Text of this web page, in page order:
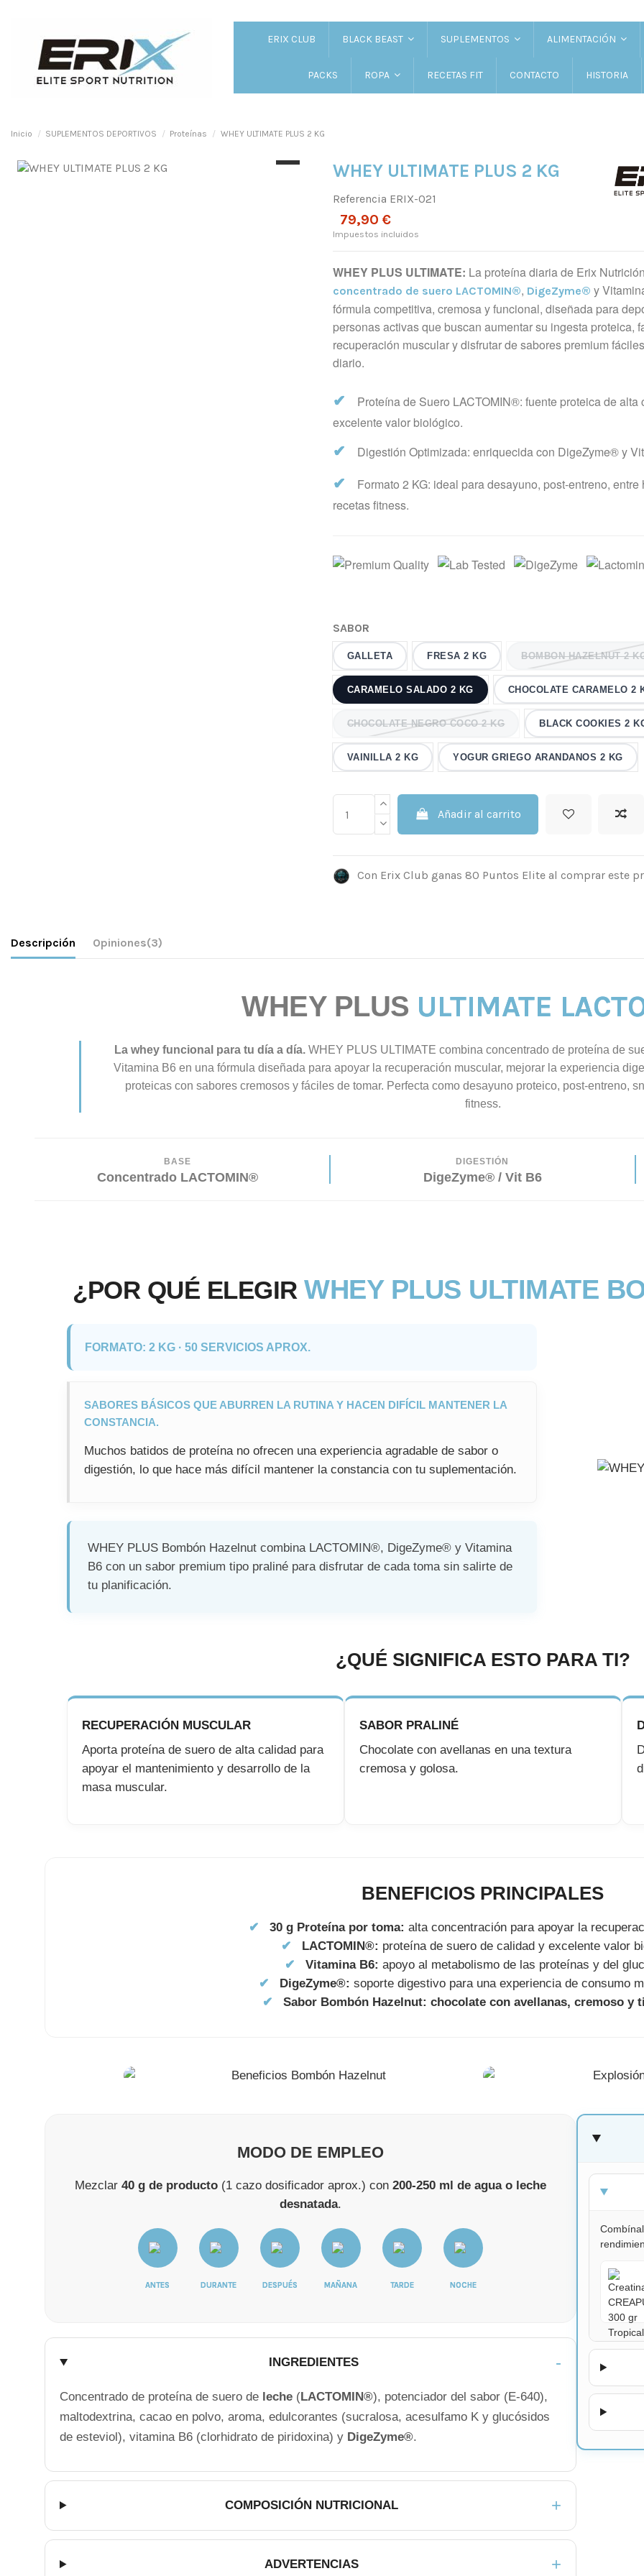
ERIX CLUB BLACK BEAST SUPLEMENTOS ALIMENTACIÓN
PACKS ROPA RECETAS FIT CONTACTO HISTORIA
Inicio SUPLEMENTOS DEPORTIVOS Proteínas WHEY ULTIMATE PLUS 2 KG
WHEY ULTIMATE PLUS 2 KG
Referencia ERIX-021
79,90 €
Impuestos incluidos
WHEY PLUS ULTIMATE: La proteína diaria de Erix
concentrado de suero LACTOMIN®, DigeZyme® y
fórmula competitiva, cremosa y funcional, diseñada para
personas activas que buscan aumentar su ingesta proteica,
recuperación muscular y disfrutar de sabores premium
diario.
✔
Proteína de Suero LACTOMIN®: fuente proteica de alta
excelente valor biológico.
✔ Digestión Optimizada: enriquecida con DigeZyme® y
✔
Formato 2 KG: ideal para desayuno, post-entreno, entre
recetas fitness.
SABOR
GALLETA FRESA 2 KG BOMBON HAZELNUT 2
CARAMELO SALADO 2 KG CHOCOLATE CARAMELO 2
CHOCOLATE NEGRO COCO 2 KG BLACK COOKIES 2
VAINILLA 2 KG YOGUR GRIEGO ARANDANOS 2 KG
Añadir al carrito
Con Erix Club ganas 80 Puntos Elite al comprar este
Descripción Opiniones(3)
WHEY PLUS ULTIMATE
La whey funcional para tu día a día. WHEY PLUS ULTIMATE combina concentrado de proteína de
Vitamina B6 en una fórmula diseñada para apoyar la recuperación muscular, mejorar la experiencia
proteicas con sabores cremosos y fáciles de tomar. Perfecta como desayuno proteico, post-entreno,
fitness.
BASE
Concentrado LACTOMIN®
DIGESTIÓN
DigeZyme® / Vit B6
¿POR QUÉ ELEGIRWHEY PLUS ULTIMATE
FORMATO: 2 KG · 50 SERVICIOS APROX.
SABORES BÁSICOS QUE ABURREN LA RUTINA Y HACEN DIFÍCIL MANTENER LA
CONSTANCIA.
Muchos batidos de proteína no ofrecen una experiencia agradable de sabor o
digestión, lo que hace más difícil mantener la constancia con tu suplementación.
WHEY PLUS Bombón Hazelnut combina LACTOMIN®, DigeZyme® y Vitamina
B6 con un sabor premium tipo praliné para disfrutar de cada toma sin salirte de
tu planificación.
¿QUÉ SIGNIFICA ESTO PARA TI?
RECUPERACIÓN MUSCULAR
Aporta proteína de suero de alta calidad para
apoyar el mantenimiento y desarrollo de la
masa muscular.
SABOR PRALINÉ
Chocolate con avellanas en una textura
cremosa y golosa.
BENEFICIOS PRINCIPALES
✔ 30 g Proteína por toma: alta concentración para apoyar la
✔
LACTOMIN®: proteína de suero de calidad y excelente valor
✔
Vitamina B6: apoyo al metabolismo de las proteínas y del
✔
DigeZyme®: soporte digestivo para una experiencia de consumo
✔
Sabor Bombón Hazelnut: chocolate con avellanas, cremoso y
MODO DE EMPLEO
Mezclar 40 g de producto(1 cazo dosificador aprox.) con 200-250 ml de agua o leche
desnatada.
ANTES DURANTE DESPUÉS MAÑANA TARDE NOCHE
INGREDIENTES
Concentrado de proteína de suero de leche (LACTOMIN®), potenciador del sabor (E-640),
maltodextrina, cacao en polvo, aroma, edulcorantes (sucralosa, acesulfamo K y glucósidos
de esteviol), vitamina B6 (clorhidrato de piridoxina) y DigeZyme®.
COMPOSICIÓN NUTRICIONAL
ADVERTENCIAS